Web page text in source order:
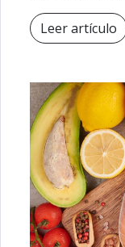
Leer artículo